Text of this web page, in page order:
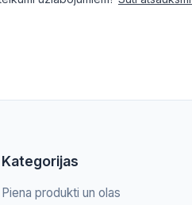
Kategorijas
Piena produkti un olas